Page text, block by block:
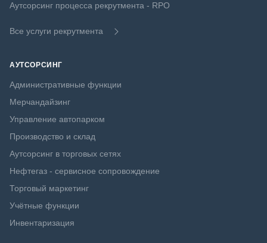
Аутсорсинг процесса рекрутмента - RPO
Все услуги рекрутмента
АУТСОРСИНГ
Административные функции
Мерчандайзинг
Управление автопарком
Производство и склад
Аутсорсинг в торговых сетях
Нефтегаз - сервисное сопровождение
Торговый маркетинг
Учётные функции
Инвентаризация